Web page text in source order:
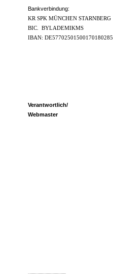
Bankverbindung:
KR SPK MÜNCHEN STARNBERG
BIC. BYLADEMIKMS
IBAN: DE57702501500170180285
Verantwortlich/
Webmaster